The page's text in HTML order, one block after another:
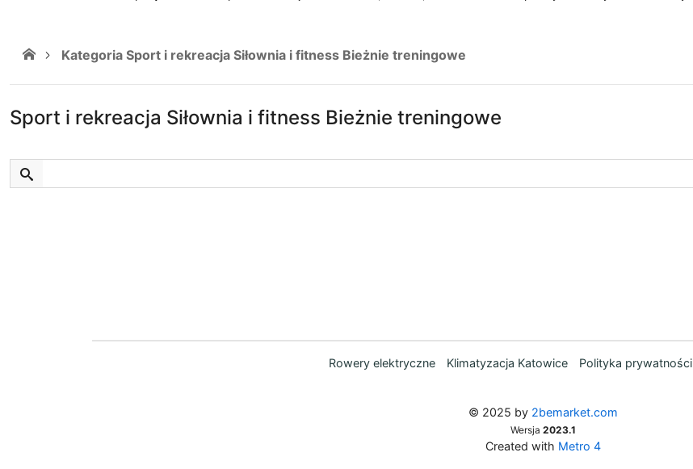
Kategoria Sport i rekreacja Siłownia i fitness Bieżnie treningowe
Sport i rekreacja Siłownia i fitness Bieżnie treningowe
Rowery elektryczne Klimatyzacja Katowice Polityka prywatności
© 2025 by 2bemarket.com
Wersja 2023.1
Created with Metro 4